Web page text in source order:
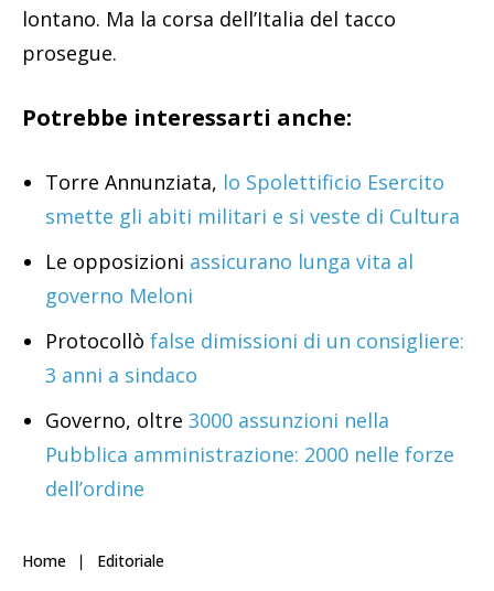
lontano. Ma la corsa dell’Italia del tacco
prosegue.
Potrebbe interessarti anche:
Torre Annunziata, lo Spolettificio Esercito
smette gli abiti militari e si veste di Cultura
Le opposizioni assicurano lunga vita al
governo Meloni
Protocollò false dimissioni di un consigliere:
3 anni a sindaco
Governo, oltre 3000 assunzioni nella
Pubblica amministrazione: 2000 nelle forze
dell’ordine
Home Editoriale